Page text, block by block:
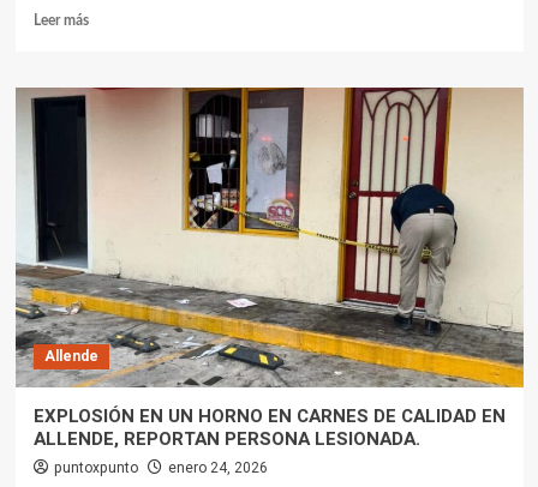
Leer más
Allende
EXPLOSIÓN EN UN HORNO EN CARNES DE CALIDAD EN
ALLENDE, REPORTAN PERSONA LESIONADA.
puntoxpunto enero 24, 2026